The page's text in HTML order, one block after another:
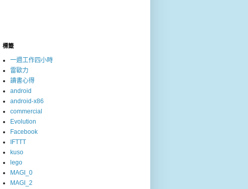
標籤
一週工作四小時
雷歐力
讀書心得
android
android-x86
commercial
Evolution
Facebook
IFTTT
kuso
lego
MAGI_0
MAGI_2